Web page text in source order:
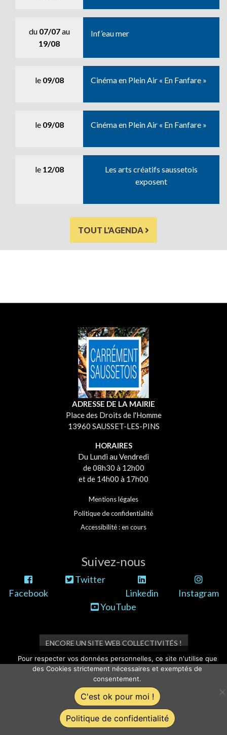
du 07/07au
19/08
Inf’eau mer
le 09/08 Cinéma en Plein Air « En Fanfare »
le 09/08 Cinéma en Plein Air « En Fanfare »
le 12/08
Les arts créatifs saussetois
exposent
TOUT L'AGENDA
ADRESSE DE LA MAIRIE
Place des Droits de l'Homme
13960 SAUSSET-LES-PINS
HORAIRES
Du Lundi au Vendredi
de 08h30 à 12h00
et de 14h00 à 17h00
Mentions légales
Politique de confidentialité
Accessibilité : en cours
Suivez-nous
Facebook
Twitter
Linkedin
Instagram
YouTube
ENCORE UN SITE WEB COLLECTIVITÉS !
Pour respecter vos données personnelles, ce site n'utilise que
des Cookies strictement nécessaires et exemptés de
consentement.
C'est ok pour moi !
Politique de confidentialité